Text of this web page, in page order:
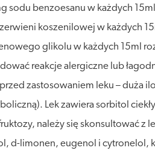
sodu benzoesanu w każdych
koszenilowej w każdych
glikolu w każdych 15ml
reakcje alergiczne lub
zastosowaniem leku – duża
Lek zawiera sorbitol
należy się skonsultować
d-limonen, eugenol i